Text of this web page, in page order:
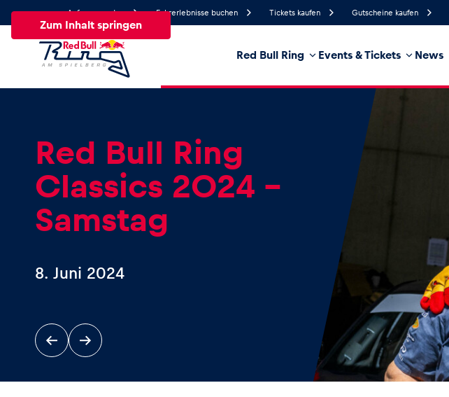
Zum Inhalt springen
Anfrage senden Fahrerlebnisse buchen Tickets kaufen Gutscheine kaufen
Red Bull Ring Events & Tickets News
28.5°
Regenwahrscheinlichkeit
Business
News
Red Bull Ring
Classics 2024 -
Samstag
8. Juni 2024